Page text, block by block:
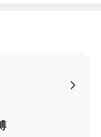
055·400년 공백기
십자가의 종, 암다
에서 커피로 068·